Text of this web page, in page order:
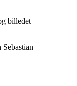
billedet